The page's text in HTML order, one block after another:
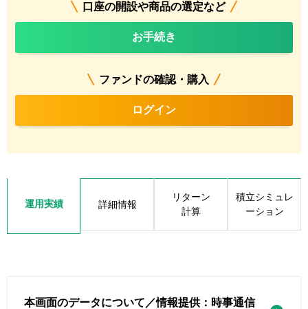
口座の開設や商品の選定など
お手続き
ファンドの確認・購入
ログイン
運用実績 詳細情報
リターン
計算
積立シミュレ
ーション
本画面のデータについて／情報提供：時事通信